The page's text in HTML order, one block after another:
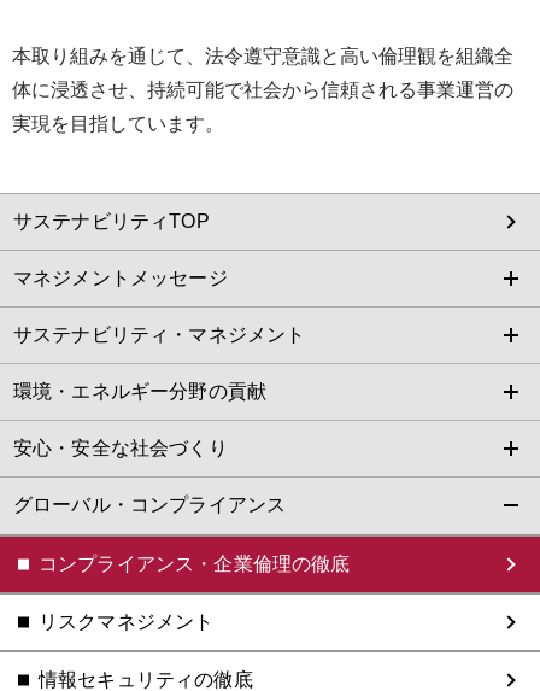
本取り組みを通じて、法令遵守意識と高い倫理観を組織全
体に浸透させ、持続可能で社会から信頼される事業運営の
実現を目指しています。
サステナビリティTOP
マネジメントメッセージ
サステナビリティ・マネジメント
環境・エネルギー分野の貢献
安心・安全な社会づくり
グローバル・コンプライアンス
コンプライアンス・企業倫理の徹底
リスクマネジメント
情報セキュリティの徹底